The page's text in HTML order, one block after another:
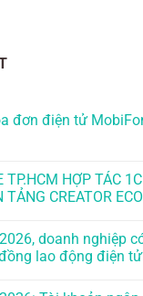
đơn điện tử
TP.HCM HỢP TÁC
TẢNG CREATOR
doanh nghiệp
lao động điện